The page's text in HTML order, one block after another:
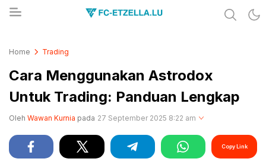
Home Trading
Cara Menggunakan Astrodox
Untuk Trading: Panduan Lengkap
Oleh Wawan Kurnia pada 27 September 2025 8:22 am
Copy Link